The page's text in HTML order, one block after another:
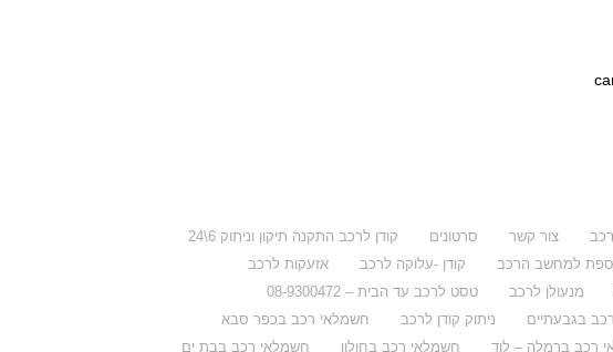
צור קשר סרטונים
קודן לרכב התקנה תיקון וניתוק 6\24
למחשב הרכב קודן -עלוקה לרכב
אזעקות לרכב
מנעולן לרכב
טסט לרכב עד הבית – 08-9300472
בגבעתיים ניתוק קודן לרכב
חשמלאי רכב בכפר סבא
רכב ברמלה – לוד חשמלאי רכב בחולון חשמלאי רכב בבת ים